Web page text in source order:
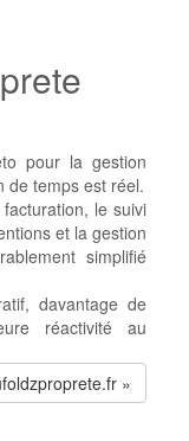
pour la gestion
de temps est réel.
le suivi
et la gestion
simplifié
davantage de
réactivité au
»